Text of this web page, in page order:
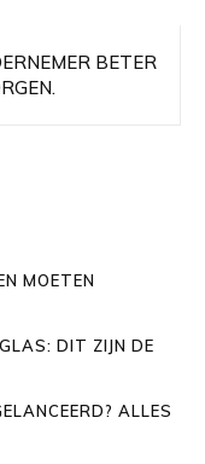
BETER
MOETEN
DIT ZIJN DE
ALLES